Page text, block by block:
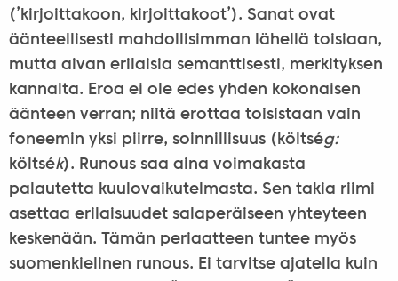
(’kirjoittakoon, kirjoittakoot’). Sanat ovat
äänteellisesti mahdollisimman lähellä toisiaan,
mutta aivan erilaisia semanttisesti, merkityksen
kannalta. Eroa ei ole edes yhden kokonaisen
äänteen verran; niitä erottaa toisistaan vain
foneemin yksi piirre, soinnillisuus (költség:
költsék). Runous saa aina voimakasta
palautetta kuulovaikutelmasta. Sen takia riimi
asettaa erilaisuudet salaperäiseen yhteyteen
keskenään. Tämän periaatteen tuntee myös
suomenkielinen runous. Ei tarvitse ajatella kuin